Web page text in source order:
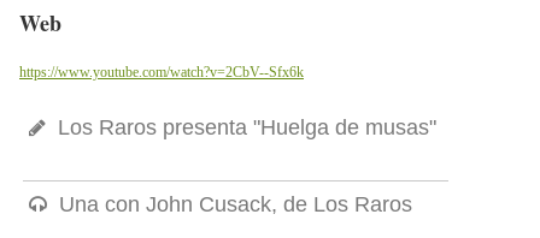
Web
https://www.youtube.com/watch?v=2CbV--Sfx6k
Los Raros presenta "Huelga de musas"
Una con John Cusack, de Los Raros